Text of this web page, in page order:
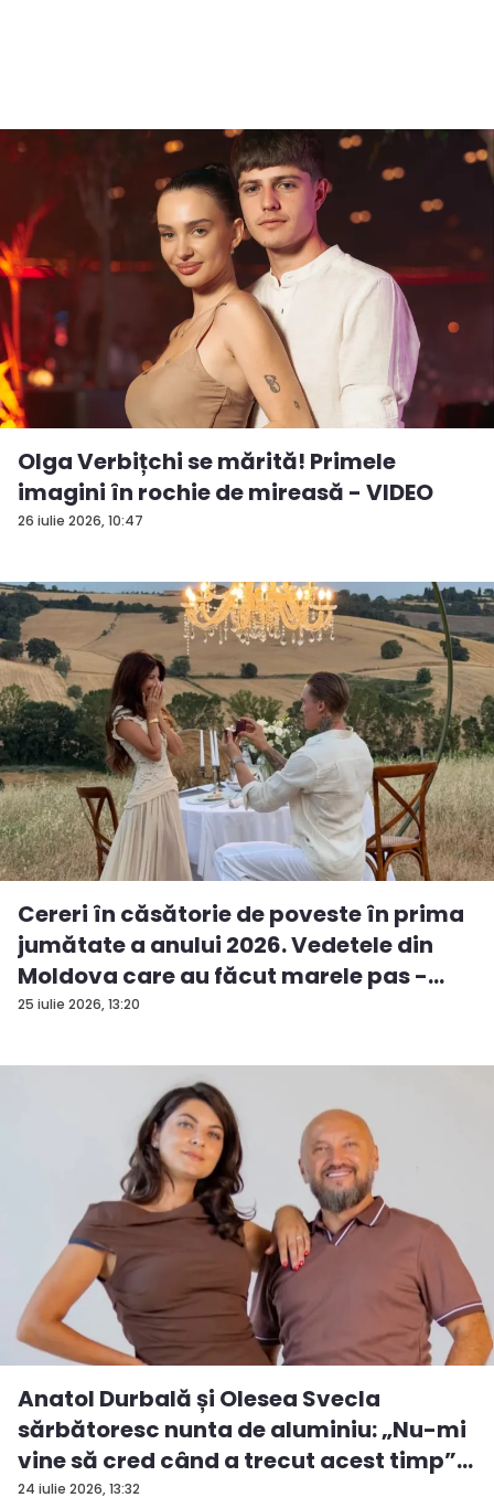
26 iulie 2026, 10:47
Olga Verbițchi se mărită! Primele
imagini în rochie de mireasă - VIDEO
25 iulie 2026, 13:20
Cereri în căsătorie de poveste în prima
jumătate a anului 2026. Vedetele din
Moldova care au făcut marele pas -
FO...
24 iulie 2026, 13:32
Anatol Durbală și Olesea Svecla
sărbătoresc nunta de aluminiu: „Nu-mi
vine să cred când a trecut acest timp”
...